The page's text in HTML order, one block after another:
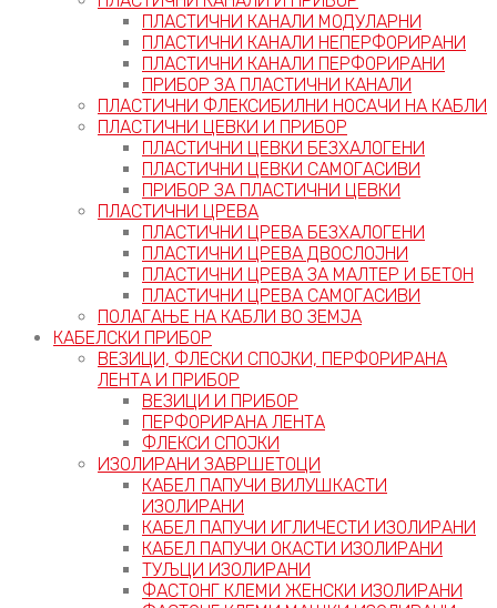
ПЛАСТИЧНИ КАНАЛИ МОДУЛАРНИ
ПЛАСТИЧНИ КАНАЛИ НЕПЕРФОРИРАНИ
ПЛАСТИЧНИ КАНАЛИ ПЕРФОРИРАНИ
ПРИБОР ЗА ПЛАСТИЧНИ КАНАЛИ
ПЛАСТИЧНИ ФЛЕКСИБИЛНИ НОСАЧИ НА КАБЛИ
ПЛАСТИЧНИ ЦЕВКИ И ПРИБОР
ПЛАСТИЧНИ ЦЕВКИ БЕЗХАЛОГЕНИ
ПЛАСТИЧНИ ЦЕВКИ САМОГАСИВИ
ПРИБОР ЗА ПЛАСТИЧНИ ЦЕВКИ
ПЛАСТИЧНИ ЦРЕВА
ПЛАСТИЧНИ ЦРЕВА БЕЗХАЛОГЕНИ
ПЛАСТИЧНИ ЦРЕВА ДВОСЛОЈНИ
ПЛАСТИЧНИ ЦРЕВА ЗА МАЛТЕР И БЕТОН
ПЛАСТИЧНИ ЦРЕВА САМОГАСИВИ
ПОЛАГАЊЕ НА КАБЛИ ВО ЗЕМЈА
КАБЕЛСКИ ПРИБОР
ВЕЗИЦИ, ФЛЕСКИ СПОЈКИ, ПЕРФОРИРАНА
ЛЕНТА И ПРИБОР
ВЕЗИЦИ И ПРИБОР
ПЕРФОРИРАНА ЛЕНТА
ФЛЕКСИ СПОЈКИ
ИЗОЛИРАНИ ЗАВРШЕТОЦИ
КАБЕЛ ПАПУЧИ ВИЛУШКАСТИ
ИЗОЛИРАНИ
КАБЕЛ ПАПУЧИ ИГЛИЧЕСТИ ИЗОЛИРАНИ
КАБЕЛ ПАПУЧИ ОКАСТИ ИЗОЛИРАНИ
ТУЉЦИ ИЗОЛИРАНИ
ФАСТОНГ КЛЕМИ ЖЕНСКИ ИЗОЛИРАНИ